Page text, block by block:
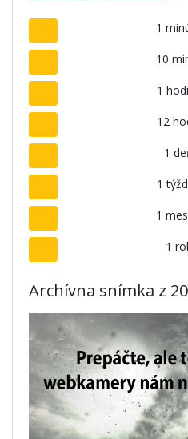
1
10
1
12
1
1
1
1
Archívna snímka z